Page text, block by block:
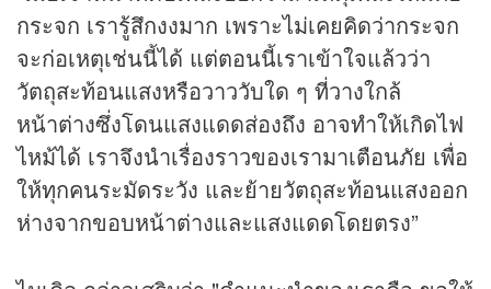
กระจก เรารู้สึกงงมาก เพราะไม่เคยคิดว่ากระจก
จะก่อเหตุเช่นนี้ได้ แต่ตอนนี้เราเข้าใจแล้วว่า
วัตถุสะท้อนแสงหรือวาววับใด ๆ ที่วางใกล้
หน้าต่างซึ่งโดนแสงแดดส่องถึง อาจทำให้เกิดไฟ
ไหม้ได้ เราจึงนำเรื่องราวของเรามาเตือนภัย เพื่อ
ให้ทุกคนระมัดระวัง และย้ายวัตถุสะท้อนแสงออก
ห่างจากขอบหน้าต่างและแสงแดดโดยตรง”